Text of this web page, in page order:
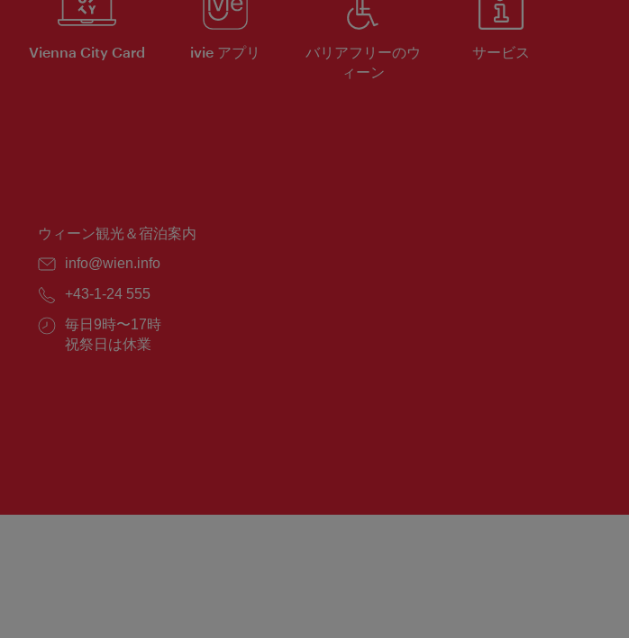
Vienna City Card ivie アプリ
バリアフリーのウ
ィーン
サービス
ウィーン観光＆宿泊案内
E
ー
ル：
info@wien.info
電
番
号：
+43-1-24 555
営
業
毎日9時〜17時
祝祭日は休業